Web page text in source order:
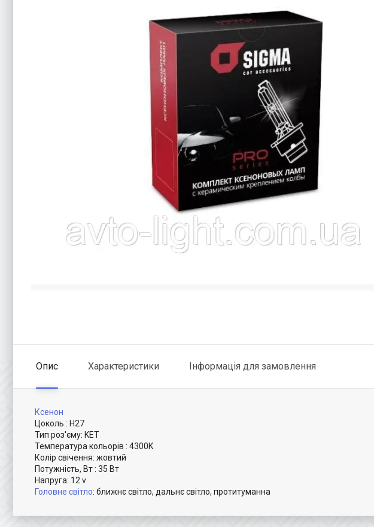
Опис Характеристики Інформація для замовлення
Ксенон
Цоколь : H27
Тип роз'єму: KET
Температура кольорів : 4300K
Колір свічення: жовтий
Потужність, Вт : 35 Вт
Напруга: 12 v
Головне світло: ближнє світло, дальнє світло, протитуманна